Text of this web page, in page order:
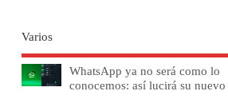
Varios
WhatsApp ya no será como lo
conocemos: así lucirá su nuevo